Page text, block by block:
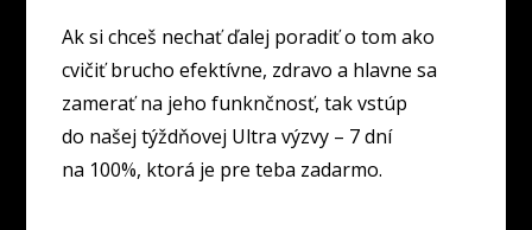
Ak si chceš nechať ďalej poradiť o tom ako
cvičiť brucho efektívne, zdravo a hlavne sa
zamerať na jeho funknčnosť, tak vstúp
do našej týždňovej Ultra výzvy – 7 dní
na 100%, ktorá je pre teba zadarmo.